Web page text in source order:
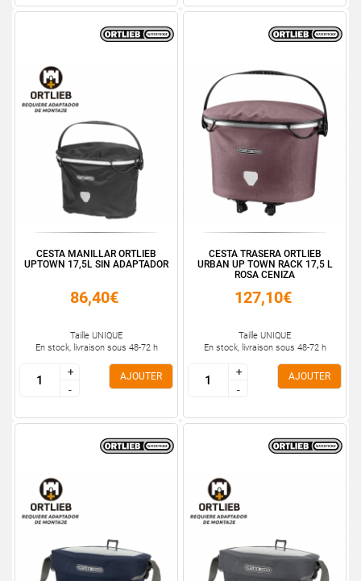
CESTA MANILLAR ORTLIEB
UPTOWN 17,5L SIN ADAPTADOR
86,40€
Taille UNIQUE
En stock, livraison sous 48-72 h
+
-
+
-
AJOUTER
CESTA TRASERA ORTLIEB
URBAN UP TOWN RACK 17,5 L
ROSA CENIZA
127,10€
Taille UNIQUE
En stock, livraison sous 48-72 h
+
-
+
-
AJOUTER